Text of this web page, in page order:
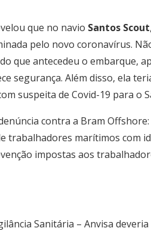
que no navio Santos Scout
pelo novo coronavírus.
que antecedeu o embarque,
segurança. Além disso, ela
suspeita de Covid-19 para o
contra a Bram
trabalhadores marítimos com
impostas aos
Sanitária – Anvisa